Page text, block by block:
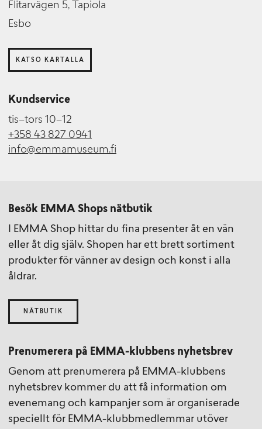
Flitarvägen 5, Tapiola
Esbo
KATSO KARTALLA
Kundservice
tis–tors 10–12
+358 43 827 0941
info@emmamuseum.fi
Besök EMMA Shops nätbutik
I EMMA Shop hittar du fina presenter åt en vän
eller åt dig själv. Shopen har ett brett sortiment
produkter för vänner av design och konst i alla
åldrar.
NÄTBUTIK
Prenumerera på EMMA-klubbens nyhetsbrev
Genom att prenumerera på EMMA-klubbens
nyhetsbrev kommer du att få information om
evenemang och kampanjer som är organiserade
speciellt för EMMA-klubbmedlemmar utöver